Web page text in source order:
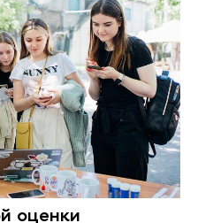
оценки